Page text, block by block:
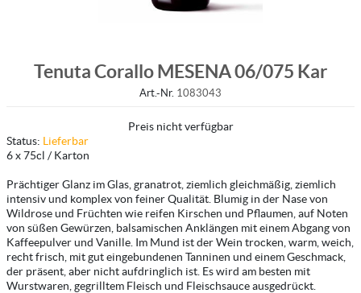
Tenuta Corallo MESENA 06/075 Kar
Art.-Nr. 1083043
Preis nicht verfügbar
Status: Lieferbar
6 x 75cl / Karton
Prächtiger Glanz im Glas, granatrot, ziemlich gleichmäßig, ziemlich
intensiv und komplex von feiner Qualität. Blumig in der Nase von
Wildrose und Früchten wie reifen Kirschen und Pflaumen, auf Noten
von süßen Gewürzen, balsamischen Anklängen mit einem Abgang von
Kaffeepulver und Vanille. Im Mund ist der Wein trocken, warm, weich,
recht frisch, mit gut eingebundenen Tanninen und einem Geschmack,
der präsent, aber nicht aufdringlich ist. Es wird am besten mit
Wurstwaren, gegrilltem Fleisch und Fleischsauce ausgedrückt.